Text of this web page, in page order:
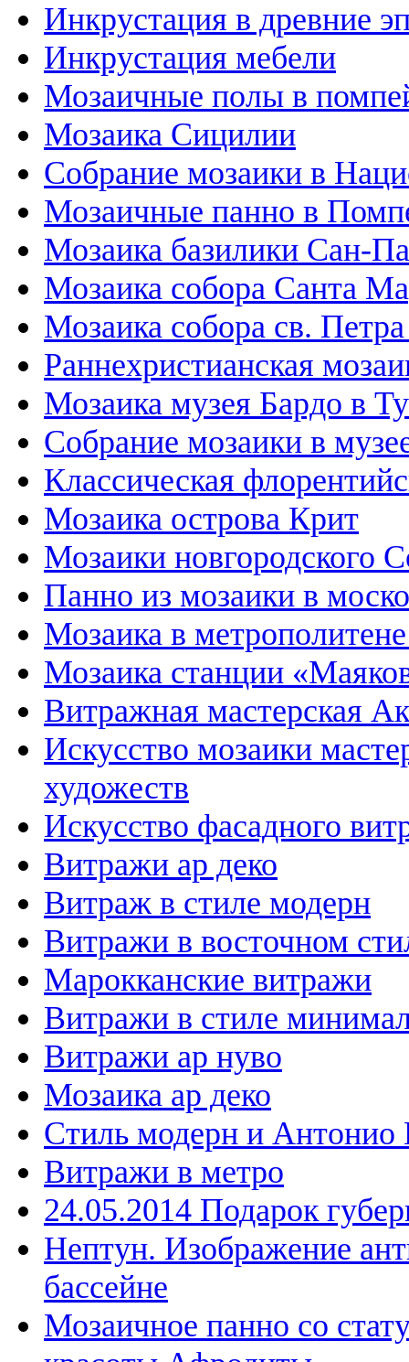
Инкрустация в древние
Инкрустация мебели
Мозаичные полы в
Мозаика Сицилии
Собрание мозаики в
Мозаичные панно в
Мозаика базилики Сан-
Мозаика собора Санта
Мозаика собора св.
Раннехристианская
Мозаика музея Бардо в
Собрание мозаики в
Классическая
Мозаика острова Крит
Мозаики новгородского
Панно из мозаики в
Мозаика в
Мозаика станции
Витражная мастерская
Искусство мозаики
художеств
Искусство фасадного
Витражи ар деко
Витраж в стиле модерн
Витражи в восточном
Марокканские витражи
Витражи в стиле
Витражи ар нуво
Мозаика ар деко
Стиль модерн и Антонио
Витражи в метро
24.05.2014 Подарок
Нептун. Изображение
бассейне
Мозаичное панно со